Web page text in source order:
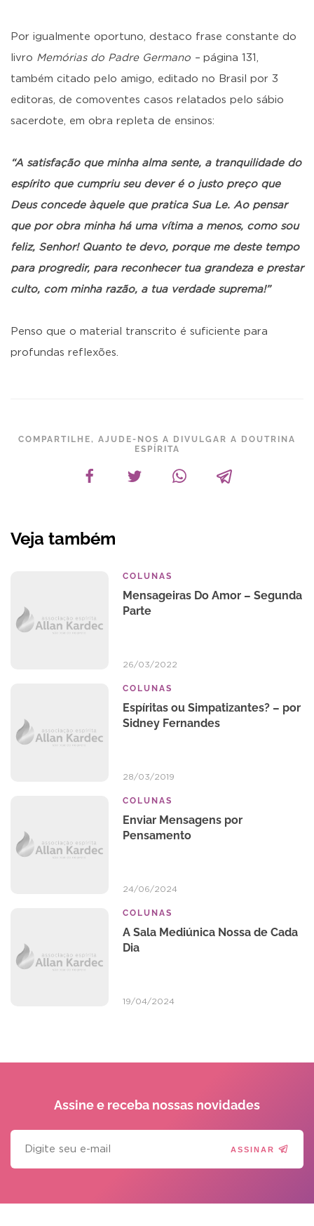
Por igualmente oportuno, destaco frase constante do
livro Memórias do Padre Germano – página 131,
também citado pelo amigo, editado no Brasil por 3
editoras, de comoventes casos relatados pelo sábio
sacerdote, em obra repleta de ensinos:
“A satisfação que minha alma sente, a tranquilidade do
espírito que cumpriu seu dever é o justo preço que
Deus concede àquele que pratica Sua Le. Ao pensar
que por obra minha há uma vítima a menos, como sou
feliz, Senhor! Quanto te devo, porque me deste tempo
para progredir, para reconhecer tua grandeza e prestar
culto, com minha razão, a tua verdade suprema!”
Penso que o material transcrito é suficiente para
profundas reflexões.
COMPARTILHE, AJUDE-NOS A DIVULGAR A DOUTRINA
ESPÍRITA
Veja também
COLUNAS
Mensageiras Do Amor – Segunda
Parte
26/03/2022
COLUNAS
Espíritas ou Simpatizantes? – por
Sidney Fernandes
28/03/2019
COLUNAS
Enviar Mensagens por
Pensamento
24/06/2024
COLUNAS
A Sala Mediúnica Nossa de Cada
Dia
19/04/2024
Assine e receba nossas novidades
ASSINAR